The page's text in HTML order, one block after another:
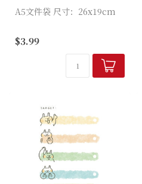
A5文件袋 尺寸：26x19cm
$3.99